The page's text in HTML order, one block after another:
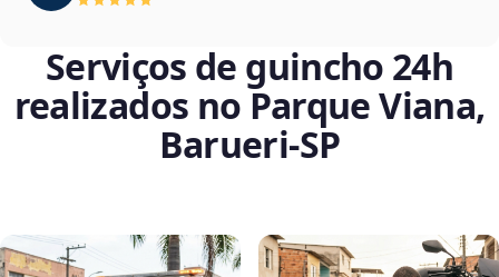
Serviços de guincho 24h
realizados no Parque Viana,
Barueri‑SP